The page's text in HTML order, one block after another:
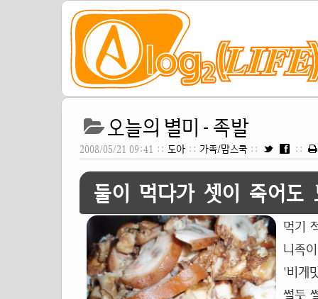
오늘의 별미 - 족발
2008/05/21 09:41 :: 도아 :: 가족/맘스쿡 :: ::
둘이 먹다가 셋이 죽어도
먹기
니족
'비게
썰듯